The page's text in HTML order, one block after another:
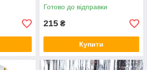
Готово до відправки
215 ₴
Купити